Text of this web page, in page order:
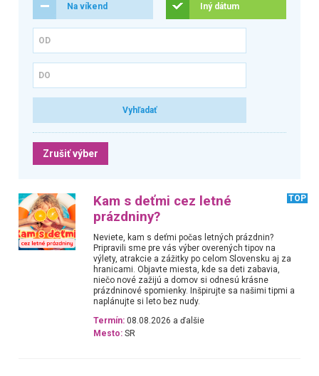
Na víkend Iný dátum
Zrušiť výber
Kam s deťmi cez letné
prázdniny?
TOP
Neviete, kam s deťmi počas letných prázdnin?
Pripravili sme pre vás výber overených tipov na
výlety, atrakcie a zážitky po celom Slovensku aj za
hranicami. Objavte miesta, kde sa deti zabavia,
niečo nové zažijú a domov si odnesú krásne
prázdninové spomienky. Inšpirujte sa našimi tipmi a
naplánujte si leto bez nudy.
Termín: 08.08.2026 a ďalšie
Mesto: SR